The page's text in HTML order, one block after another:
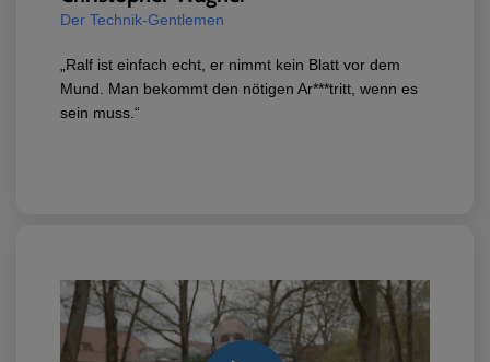
Der Technik-Gentlemen
„Ralf ist einfach echt, er nimmt kein Blatt vor dem
Mund. Man bekommt den nötigen Ar***tritt, wenn es
sein muss.“